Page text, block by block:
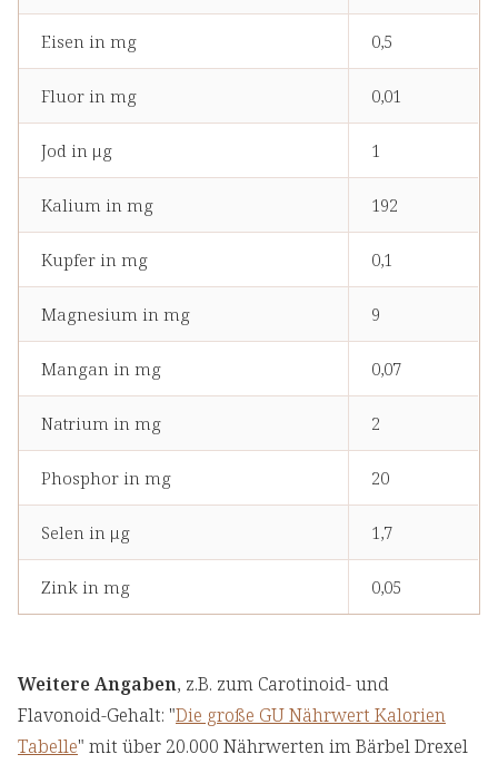
Eisen in mg 0,5
Fluor in mg 0,01
Jod in μg 1
Kalium in mg 192
Kupfer in mg 0,1
Magnesium in mg 9
Mangan in mg 0,07
Natrium in mg 2
Phosphor in mg 20
Selen in μg 1,7
Zink in mg 0,05
Weitere Angaben, z.B. zum Carotinoid- und
Flavonoid-Gehalt: "Die große GU Nährwert Kalorien
Tabelle" mit über 20.000 Nährwerten im Bärbel Drexel